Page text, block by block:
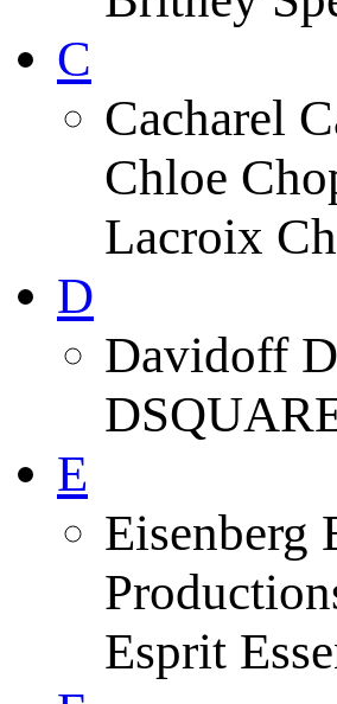
C
Cacharel
Chloe
Lacroix
D
Davidoff
E
Eisenberg
Esprit